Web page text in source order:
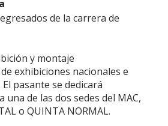
de la carrera de
y montaje
exhibiciones nacionales e
pasante se dedicará
una de las dos sedes del MAC,
o QUINTA NORMAL.